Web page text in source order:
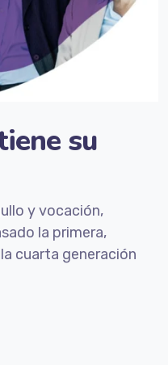
su
y vocación,
la primera,
cuarta generación